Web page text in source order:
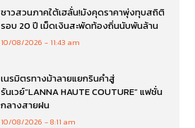
ชาวสวนภาคใต้เฮลั่น!มังคุดราคาพุ่งทุบสถิติ
รอบ 20 ปี เม็ดเงินสะพัดท้องถิ่นนับพันล้าน
10/08/2026 11:43 am
เนรมิตรทางม้าลายแยกรินคำสู่
รันเวย์“LANNA HAUTE COUTURE” แฟชั่น
กลางสายฝน
10/08/2026 8:11 am